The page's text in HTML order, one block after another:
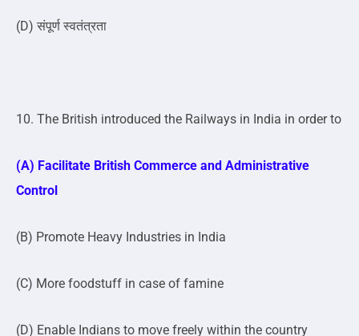
(D) संपूर्ण स्वतंत्रता
10. The British introduced the Railways in India in order to
(A) Facilitate British Commerce and Administrative
Control
(B) Promote Heavy Industries in India
(C) More foodstuff in case of famine
(D) Enable Indians to move freely within the country